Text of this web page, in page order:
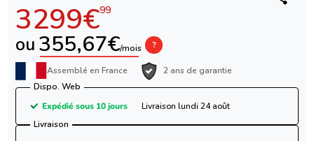
3299€99
ou 355,67€/mois ?
Assemblé en France
2 ans de garantie
Dispo. Web
Expédié sous 10 jours
Livraison lundi 24 août
Livraison